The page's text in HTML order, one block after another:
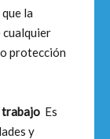
la
cualquier
protección
Es
y